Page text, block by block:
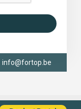
info@fortop.be